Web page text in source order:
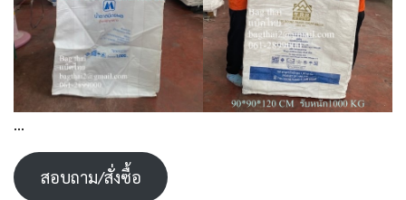
…
สอบถาม/สั่งซื้อ